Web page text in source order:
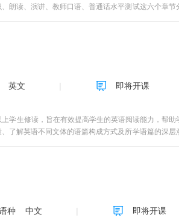
读、演讲、教师口语、普通话水平测试这六个章节
英文 即将开课
学生修读，旨在有效提高学生的英语阅读能力，帮
解英语不同文体的语篇构成方式及所学语篇的深层
种 中文 即将开课